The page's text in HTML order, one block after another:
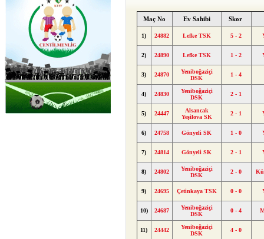
Maç No Ev Sahibi Skor
1) 24882 Lefke TSK 5 - 2
2) 24890 Lefke TSK 1 - 2
3) 24870
Yeniboğaziçi
DSK
1 - 4
4) 24830
Yeniboğaziçi
DSK
2 - 1
5) 24447
Alsancak
Yeşilova SK
2 - 1
6) 24758 Gönyeli SK 1 - 0
7) 24814 Gönyeli SK 2 - 1
8) 24802
Yeniboğaziçi
DSK
2 - 0
9) 24695 Çetinkaya TSK 0 - 0
10) 24687
Yeniboğaziçi
DSK
0 - 4
11) 24442
Yeniboğaziçi
DSK
4 - 0